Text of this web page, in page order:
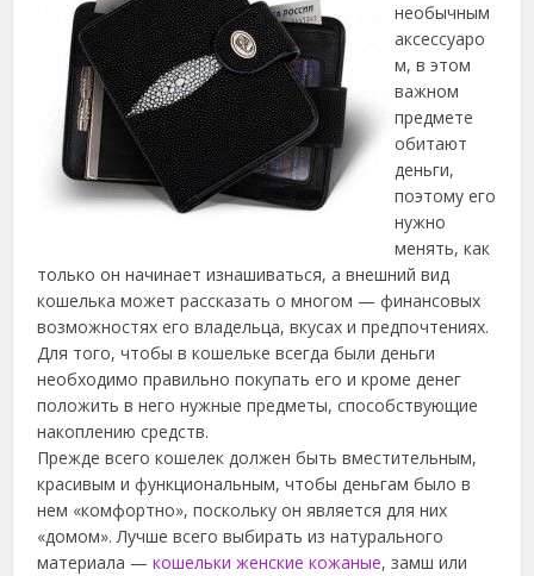
необычным
аксессуаро
м, в этом
важном
предмете
обитают
деньги,
поэтому его
нужно
менять, как
только он начинает изнашиваться, а внешний вид
кошелька может рассказать о многом — финансовых
возможностях его владельца, вкусах и предпочтениях.
Для того, чтобы в кошельке всегда были деньги
необходимо правильно покупать его и кроме денег
положить в него нужные предметы, способствующие
накоплению средств.
Прежде всего кошелек должен быть вместительным,
красивым и функциональным, чтобы деньгам было в
нем «комфортно», поскольку он является для них
«домом». Лучше всего выбирать из натурального
материала —кошельки женские кожаные, замш или